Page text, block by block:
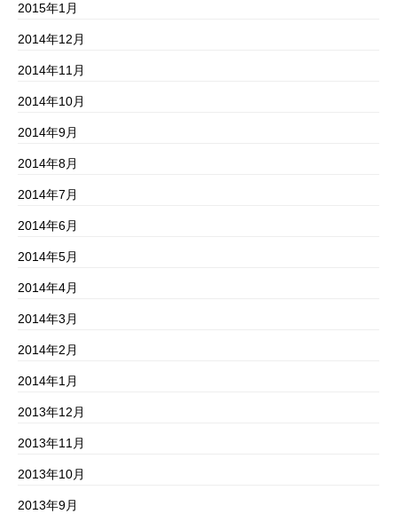
2015年1月
2014年12月
2014年11月
2014年10月
2014年9月
2014年8月
2014年7月
2014年6月
2014年5月
2014年4月
2014年3月
2014年2月
2014年1月
2013年12月
2013年11月
2013年10月
2013年9月